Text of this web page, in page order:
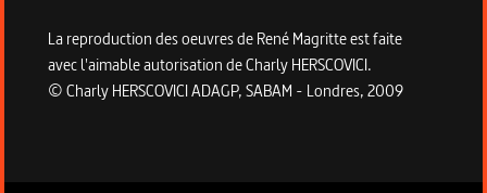
La reproduction des oeuvres de René Magritte est faite
avec l'aimable autorisation de Charly HERSCOVICI.
© Charly HERSCOVICI ADAGP, SABAM - Londres, 2009